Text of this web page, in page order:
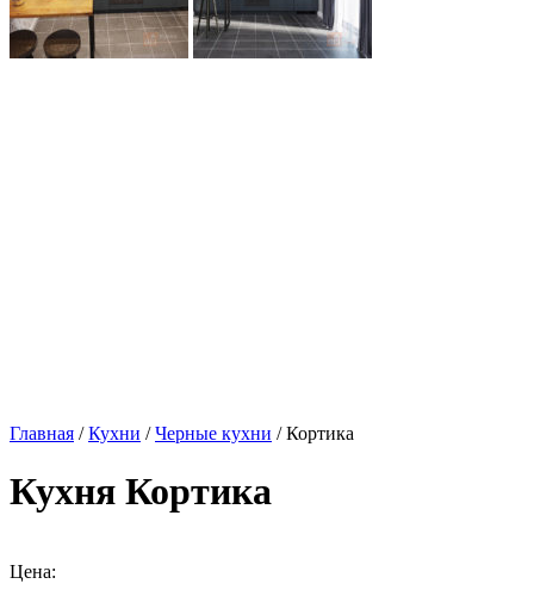
Главная /Кухни /Черные кухни / Кортика
Кухня Кортика
Цена: